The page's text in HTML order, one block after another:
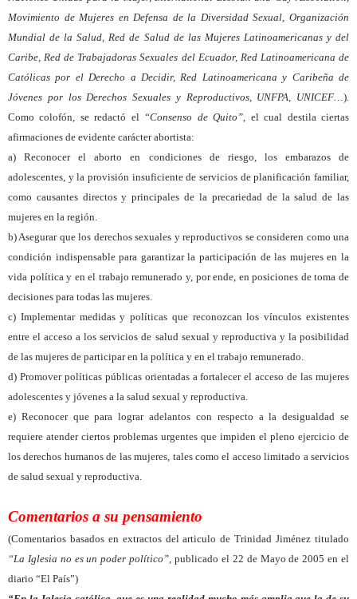
Movimiento de Mujeres en Defensa de la Diversidad Sexual, Organización
Mundial de la Salud, Red de Salud de las Mujeres Latinoamericanas y del
Caribe, Red de Trabajadoras Sexuales del Ecuador, Red Latinoamericana de
Católicas por el Derecho a Decidir, Red Latinoamericana y Caribeña de
Jóvenes por los Derechos Sexuales y Reproductivos, UNFPA, UNICEF…).
Como colofón, se redactó el “Consenso de Quito”, el cual destila ciertas
afirmaciones de evidente carácter abortista:
a) Reconocer el aborto en condiciones de riesgo, los embarazos de
adolescentes, y la provisión insuficiente de servicios de planificación familiar,
como causantes directos y principales de la precariedad de la salud de las
mujeres en la región.
b) Asegurar que los derechos sexuales y reproductivos se consideren como una
condición indispensable para garantizar la participación de las mujeres en la
vida política y en el trabajo remunerado y, por ende, en posiciones de toma de
decisiones para todas las mujeres.
c) Implementar medidas y políticas que reconozcan los vínculos existentes
entre el acceso a los servicios de salud sexual y reproductiva y la posibilidad
de las mujeres de participar en la política y en el trabajo remunerado.
d) Promover políticas públicas orientadas a fortalecer el acceso de las mujeres
adolescentes y jóvenes a la salud sexual y reproductiva.
e) Reconocer que para lograr adelantos con respecto a la desigualdad se
requiere atender ciertos problemas urgentes que impiden el pleno ejercicio de
los derechos humanos de las mujeres, tales como el acceso limitado a servicios
de salud sexual y reproductiva.
Comentarios a su pensamiento
(Comentarios basados en extractos del articulo de Trinidad Jiménez titulado
“La Iglesia no es un poder político”,publicado el 22 de Mayo de 2005 en el
diario “El País”)